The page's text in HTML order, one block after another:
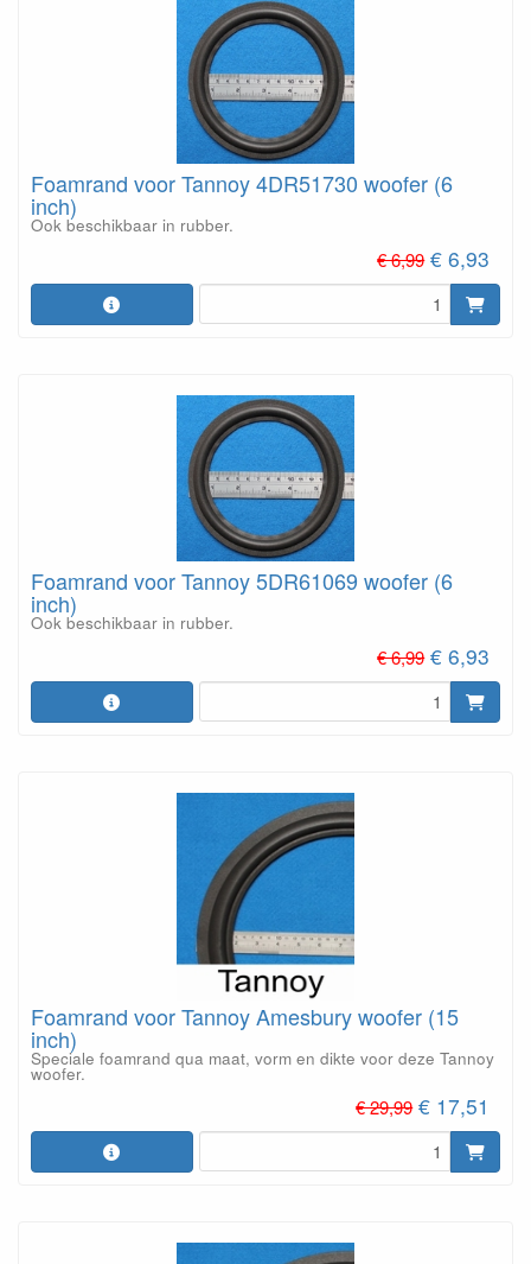
Foamrand voor Tannoy 4DR51730 woofer (6
inch)
Ook beschikbaar in rubber.
€ 6,99 € 6,93
Foamrand voor Tannoy 5DR61069 woofer (6
inch)
Ook beschikbaar in rubber.
€ 6,99 € 6,93
Foamrand voor Tannoy Amesbury woofer (15
inch)
Speciale foamrand qua maat, vorm en dikte voor deze Tannoy
woofer.
€ 29,99 € 17,51